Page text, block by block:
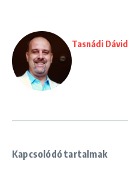
Tasnádi Dávid
Kapcsolódó tartalmak